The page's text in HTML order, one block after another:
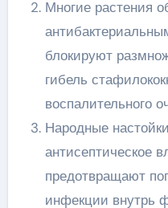
Многие растения
блокируют
гибель
воспалительного
Народные
антисептическое
предотвращают
инфекции внутрь